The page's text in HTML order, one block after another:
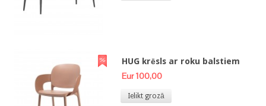
HUG krēsls ar roku balstiem
Eur 100,00
Ielikt grozā